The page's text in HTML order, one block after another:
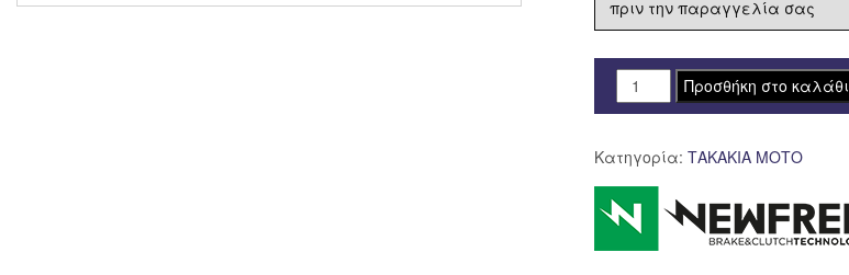
πριν την παραγγελία σας
ΤΑΚΑΚΙΑ
FD0401EL
F415
ποσότητα
Προσθήκη στο καλάθι
Κατηγορία: ΤΑΚΑΚΙΑ ΜΟΤΟ